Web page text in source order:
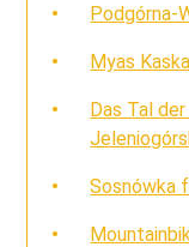
Podgórna-
Myas
Das Tal
Sosnówka